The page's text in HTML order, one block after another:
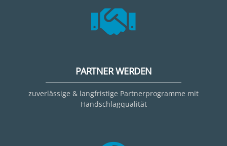
PARTNER WERDEN
zuverlässige & langfristige Partnerprogramme mit
Handschlagqualität